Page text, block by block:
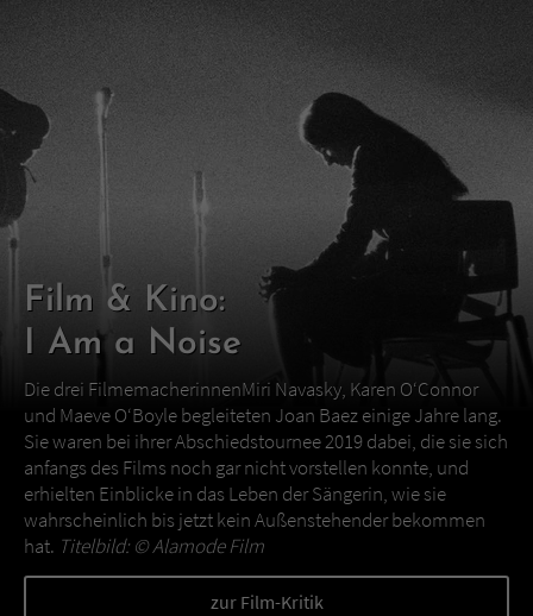
Film & Kino:
I Am a Noise
Die drei FilmemacherinnenMiri Navasky, Karen O‘Connor
und Maeve O‘Boyle begleiteten Joan Baez einige Jahre lang.
Sie waren bei ihrer Abschiedstournee 2019 dabei, die sie sich
anfangs des Films noch gar nicht vorstellen konnte, und
erhielten Einblicke in das Leben der Sängerin, wie sie
wahrscheinlich bis jetzt kein Außenstehender bekommen
hat. Titelbild: ©Alamode Film
zur Film-Kritik